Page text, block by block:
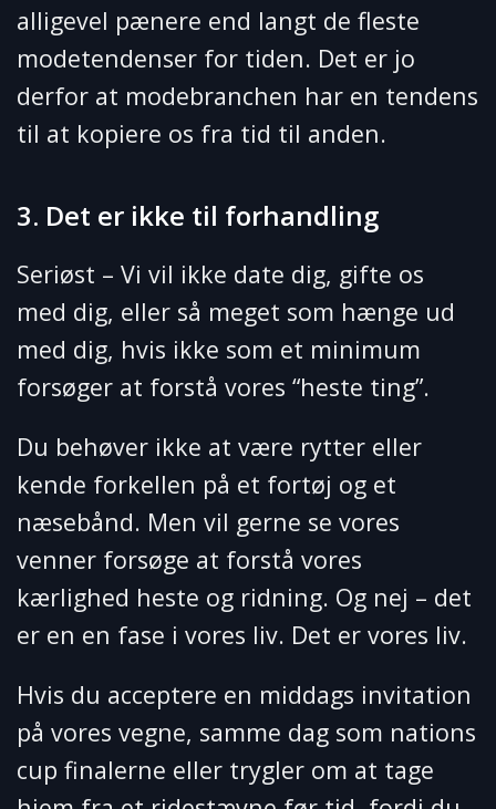
alligevel pænere end langt de fleste
modetendenser for tiden. Det er jo
derfor at modebranchen har en tendens
til at kopiere os fra tid til anden.
3. Det er ikke til forhandling
Seriøst – Vi vil ikke date dig, gifte os
med dig, eller så meget som hænge ud
med dig, hvis ikke som et minimum
forsøger at forstå vores “heste ting”.
Du behøver ikke at være rytter eller
kende forkellen på et fortøj og et
næsebånd. Men vil gerne se vores
venner forsøge at forstå vores
kærlighed heste og ridning. Og nej – det
er en en fase i vores liv. Det er vores liv.
Hvis du acceptere en middags invitation
på vores vegne, samme dag som nations
cup finalerne eller trygler om at tage